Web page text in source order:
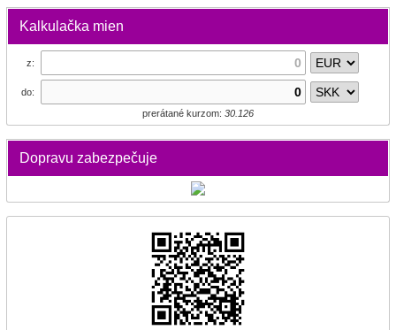
Kalkulačka mien
z:
do:
prerátané kurzom: 30.126
Dopravu zabezpečuje